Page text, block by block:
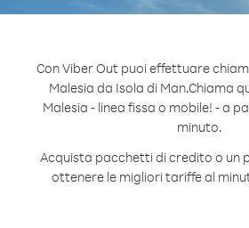
Con Viber Out puoi effettuare
Malesia da Isola di Man.Chiama
Malesia - linea fissa o mobile! - a
minuto.
Acquista pacchetti di credito o un
ottenere le migliori tariffe al